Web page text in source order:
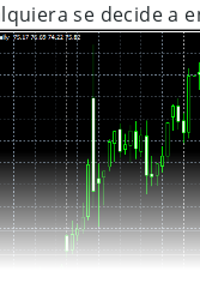
se decide a